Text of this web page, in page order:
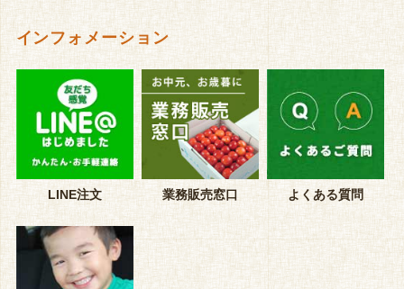
インフォメーション
LINE注文 業務販売窓口 よくある質問